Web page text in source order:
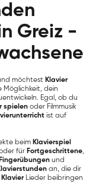
Greiz -
möchtest Klavier
dein
Egal, ob du
spielen oder Filmmusik
ist auf
beim Klavierspiel
für Fortgeschrittene,
Fingerübungen und
an, die dir
Klavier Lieder beibringen